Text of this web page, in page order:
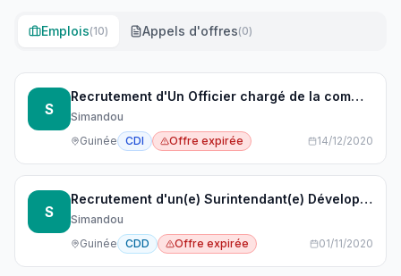
Emplois(10) Appels d'offres(0)
S
Recrutement d'Un Officier chargé de la communication communautaire et de la consultation publique
Simandou
Guinée
CDI Offre expirée 14/12/2020
S
Recrutement d'un(e) Surintendant(e) Développement Communautaire
Simandou
Guinée
CDD Offre expirée 01/11/2020